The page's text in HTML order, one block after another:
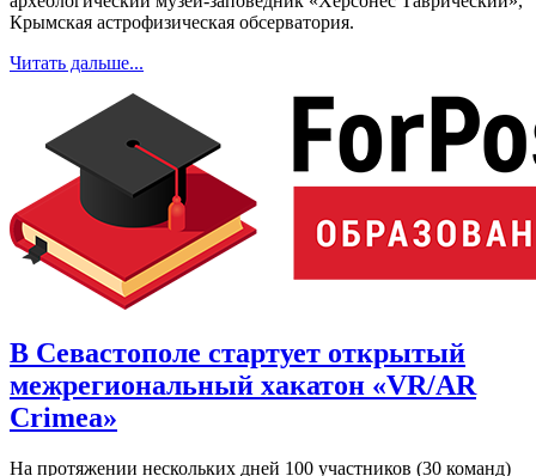
Крымская астрофизическая обсерватория.
Читать дальше...
В Севастополе стартует открытый
межрегиональный хакатон «VR/AR
Crimea»
На протяжении нескольких дней 100 участников (30 команд)